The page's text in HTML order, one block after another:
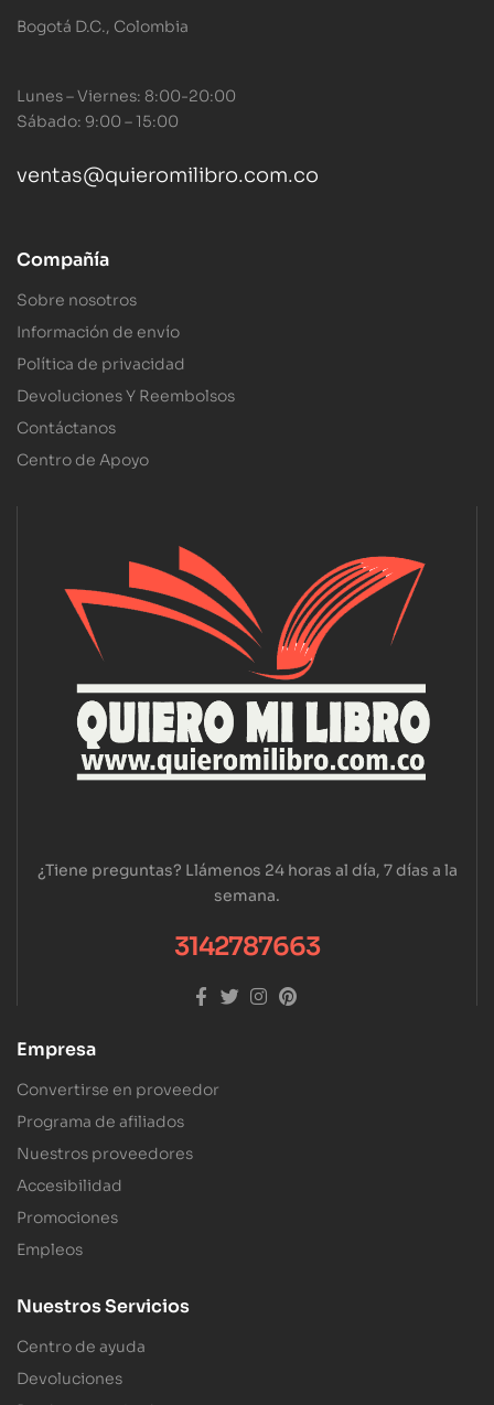
Bogotá D.C., Colombia
Lunes – Viernes: 8:00-20:00
Sábado: 9:00 – 15:00
ventas@quieromilibro.com.co
Compañía
Sobre nosotros
Información de envío
Política de privacidad
Devoluciones Y Reembolsos
Contáctanos
Centro de Apoyo
¿Tiene preguntas? Llámenos 24 horas al día, 7 días a la
semana.
3142787663
Empresa
Convertirse en proveedor
Programa de afiliados
Nuestros proveedores
Accesibilidad
Promociones
Empleos
Nuestros Servicios
Centro de ayuda
Devoluciones